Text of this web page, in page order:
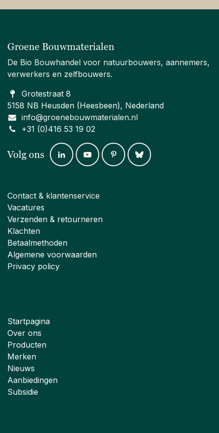
Groene Bouwmaterialen
De Bio Bouwhandel voor natuurbouwers, aannemers,
verwerkers en zelfbouwers.
Grotestraat 8
5158 NB Heusden (Heesbeen), Nederland
info@groenebouwmaterialen.nl
+31 (0)416 53 19 02
Volg ons
Contact & klantenservice
Vacatures
Verzenden & retourneren
Klachten
Betaalmethoden
Algemene voorwaarden
Privacy policy
Startpagina
Over ons
Producten
Merken
Nieuws
Aanbiedingen
Subsidie